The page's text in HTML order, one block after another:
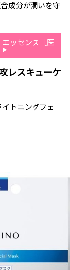
成分が潤いを守
ッセンス［医
レスキューケ
トニングフェ